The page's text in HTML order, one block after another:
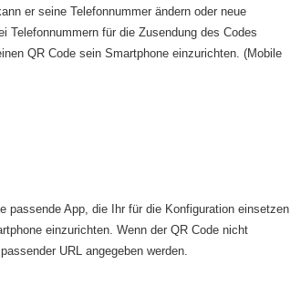
er seine Telefonnummer ändern oder neue
Telefonnummern für die Zusendung des Codes
QR Code sein Smartphone einzurichten. (Mobile
passende App, die Ihr für die Konfiguration einsetzen
einzurichten. Wenn der QR Code nicht
URL angegeben werden.